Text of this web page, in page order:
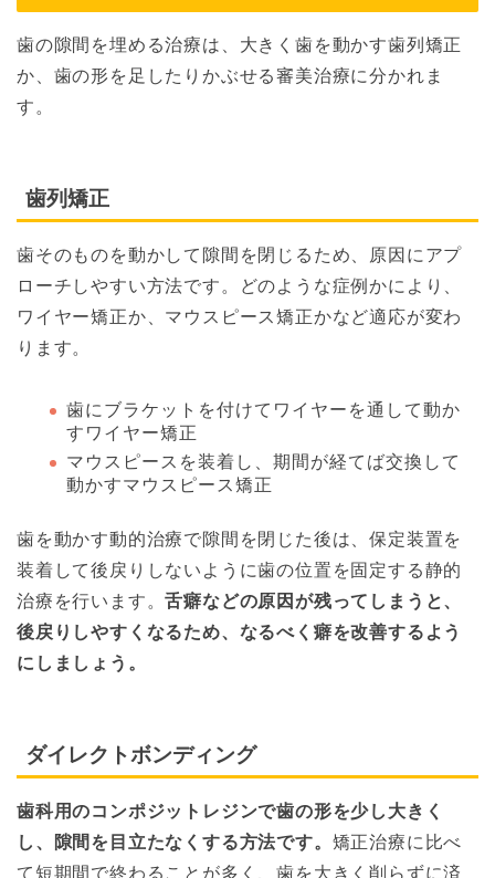
歯の隙間を埋める治療は、大きく歯を動かす歯列矯正
か、歯の形を足したりかぶせる審美治療に分かれま
す。
歯列矯正
歯そのものを動かして隙間を閉じるため、原因にアプ
ローチしやすい方法です。どのような症例かにより、
ワイヤー矯正か、マウスピース矯正かなど適応が変わ
ります。
歯にブラケットを付けてワイヤーを通して動か
すワイヤー矯正
マウスピースを装着し、期間が経てば交換して
動かすマウスピース矯正
歯を動かす動的治療で隙間を閉じた後は、保定装置を
装着して後戻りしないように歯の位置を固定する静的
治療を行います。舌癖などの原因が残ってしまうと、
後戻りしやすくなるため、なるべく癖を改善するよう
にしましょう。
ダイレクトボンディング
歯科用のコンポジットレジンで歯の形を少し大きく
し、隙間を目立たなくする方法です。 矯正治療に比べ
て短期間で終わることが多く、歯を大きく削らずに済